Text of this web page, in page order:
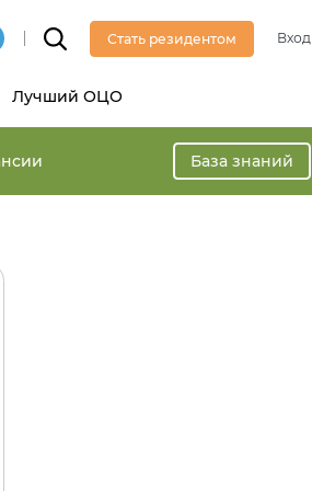
Стать резидентом Вход
Лучший ОЦО
База знаний